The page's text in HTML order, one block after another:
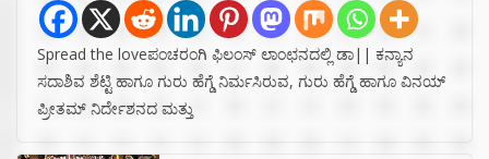
Spread the loveಪಂಚರಂಗಿ ಫಿಲಂಸ್ ಲಾಂಛನದಲ್ಲಿ ಡಾ|| ಕನ್ಯಾನ
ಸದಾಶಿವ ಶೆಟ್ಟಿ ಹಾಗೂ ಗುರು ಹೆಗ್ಡೆ ನಿರ್ಮಸಿರುವ, ಗುರು ಹೆಗ್ಡೆ ಹಾಗೂ ವಿನಯ್
ಪ್ರೀತಮ್ ನಿರ್ದೇಶನದ ಮತ್ತು